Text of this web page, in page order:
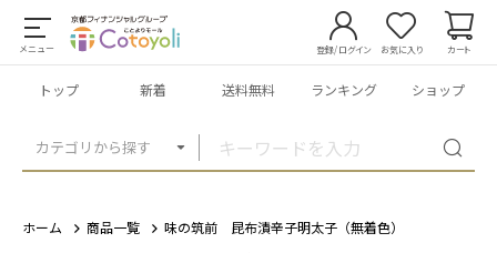
メニュー
カテゴリから探す
登録/ログイン お気に入り カート
トップ 新着 送料無料 ランキング ショップ
ホーム 商品一覧 味の筑前 昆布漬辛子明太子（無着色）